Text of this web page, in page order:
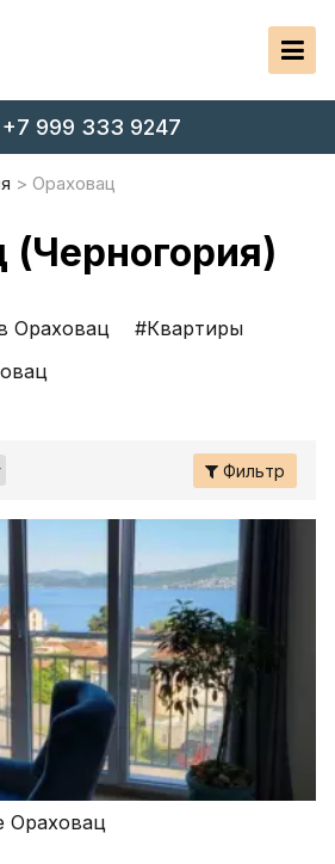
+7 999 333 9247
Ораховац
(Черногория)
Ораховац
#Квартиры
Фильтр
Ораховац